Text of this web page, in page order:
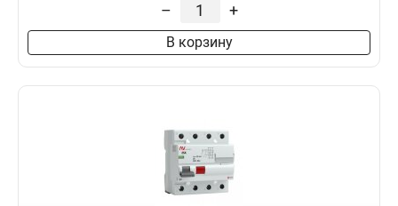
– +
В корзину